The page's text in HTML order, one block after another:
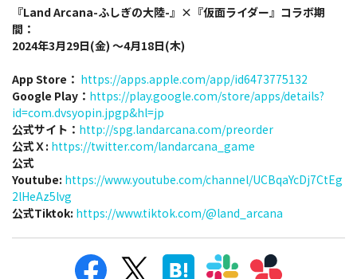
『Land Arcana-ふしぎの大陸-』×『仮面ライダー』コラボ期
間：
2024年3月29日(金) ～4月18日(木)
App Store： https://apps.apple.com/app/id6473775132
Google Play： https://play.google.com/store/apps/details?
id=com.dvsyopin.jpgp&hl=jp
公式サイト： http://spg.landarcana.com/preorder
公式Ｘ: https://twitter.com/landarcana_game
公式
Youtube: https://www.youtube.com/channel/UCBqaYcDj7CtEg
2lHeAz5lvg
公式Tiktok: https://www.tiktok.com/@land_arcana